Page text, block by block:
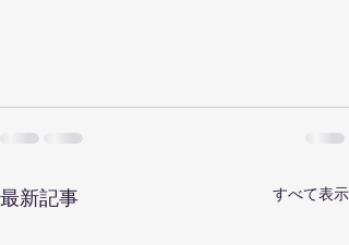
最新記事 すべて表示